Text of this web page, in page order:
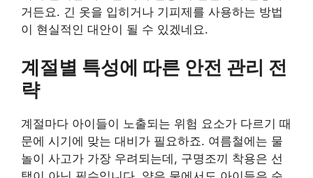
거든요. 긴 옷을 입히거나 기피제를 사용하는 방법
이 현실적인 대안이 될 수 있겠네요.
계절별 특성에 따른 안전 관리 전
략
계절마다 아이들이 노출되는 위험 요소가 다르기 때
문에 시기에 맞는 대비가 필요하죠. 여름철에는 물
놀이 사고가 가장 우려되는데, 구명조끼 착용은 선